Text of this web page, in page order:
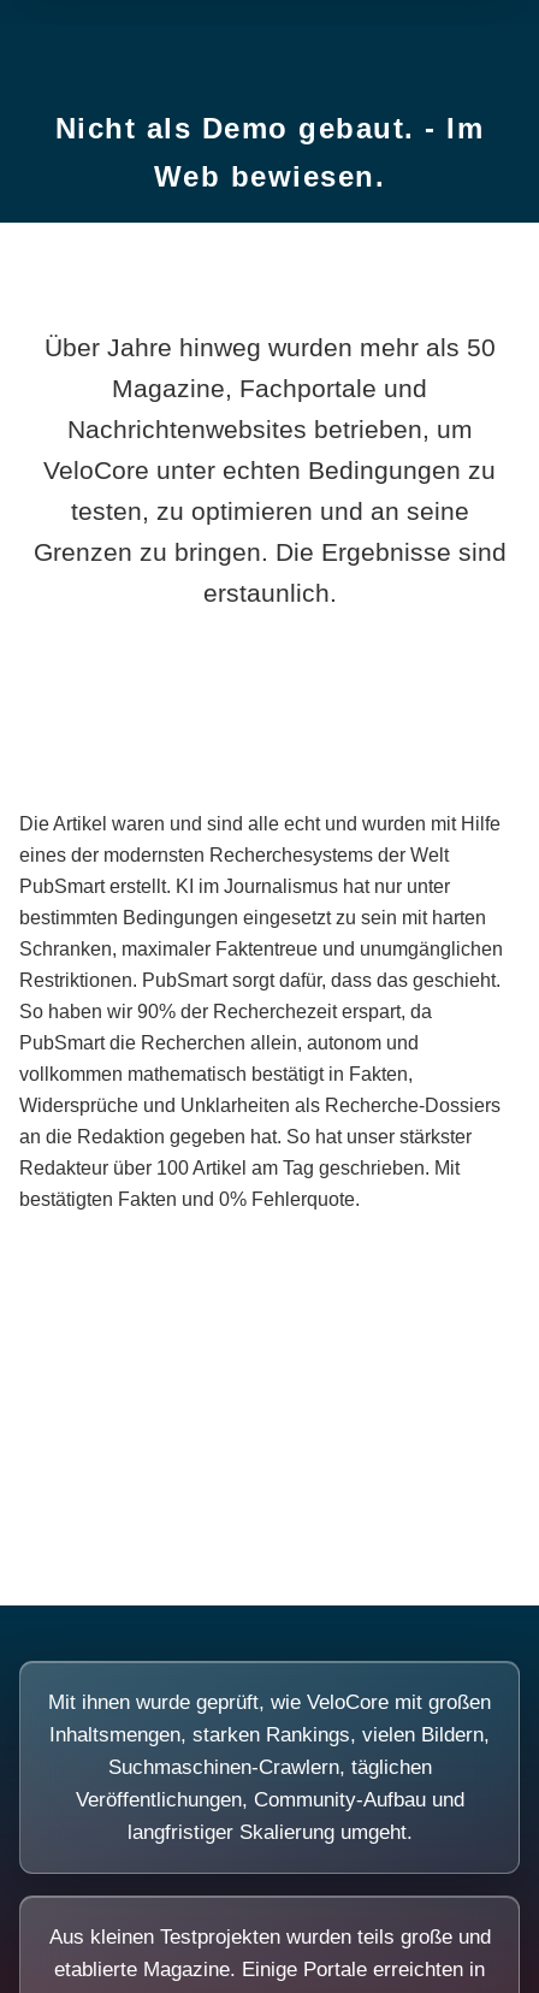
Nicht als Demo gebaut. - Im
Web bewiesen.
Über Jahre hinweg wurden mehr als 50
Magazine, Fachportale und
Nachrichtenwebsites betrieben, um
VeloCore unter echten Bedingungen zu
testen, zu optimieren und an seine
Grenzen zu bringen. Die Ergebnisse sind
erstaunlich.
Die Artikel waren und sind alle echt und wurden mit Hilfe
eines der modernsten Recherchesystems der Welt
PubSmart erstellt. KI im Journalismus hat nur unter
bestimmten Bedingungen eingesetzt zu sein mit harten
Schranken, maximaler Faktentreue und unumgänglichen
Restriktionen. PubSmart sorgt dafür, dass das geschieht.
So haben wir 90% der Recherchezeit erspart, da
PubSmart die Recherchen allein, autonom und
vollkommen mathematisch bestätigt in Fakten,
Widersprüche und Unklarheiten als Recherche-Dossiers
an die Redaktion gegeben hat. So hat unser stärkster
Redakteur über 100 Artikel am Tag geschrieben. Mit
bestätigten Fakten und 0% Fehlerquote.
Mit ihnen wurde geprüft, wie VeloCore mit großen
Inhaltsmengen, starken Rankings, vielen Bildern,
Suchmaschinen-Crawlern, täglichen
Veröffentlichungen, Community-Aufbau und
langfristiger Skalierung umgeht.
Aus kleinen Testprojekten wurden teils große und
etablierte Magazine. Einige Portale erreichten in